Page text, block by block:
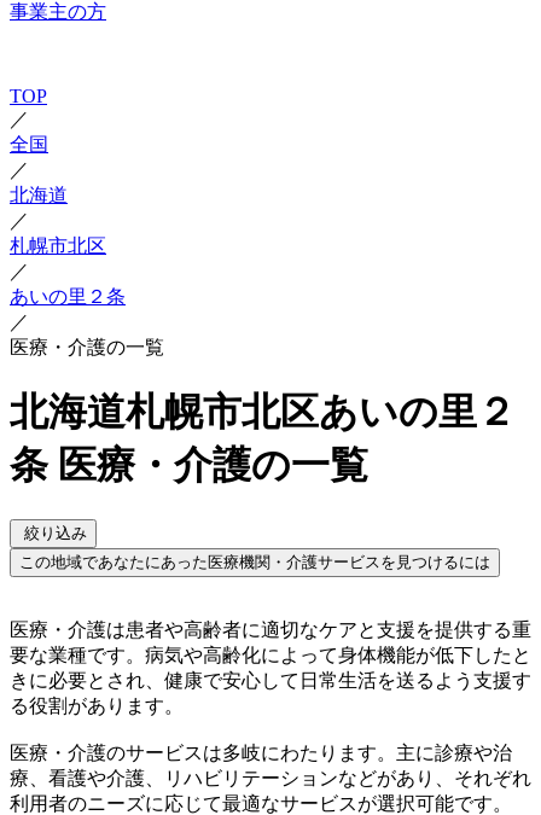
事業主の方
TOP
／
全国
／
北海道
／
札幌市北区
／
あいの里２条
／
医療・介護の一覧
北海道札幌市北区あいの里２
条 医療・介護の一覧
絞り込み
この地域であなたにあった医療機関・介護サービスを見つけるには
医療・介護は患者や高齢者に適切なケアと支援を提供する重
要な業種です。病気や高齢化によって身体機能が低下したと
きに必要とされ、健康で安心して日常生活を送るよう支援す
る役割があります。
医療・介護のサービスは多岐にわたります。主に診療や治
療、看護や介護、リハビリテーションなどがあり、それぞれ
利用者のニーズに応じて最適なサービスが選択可能です。